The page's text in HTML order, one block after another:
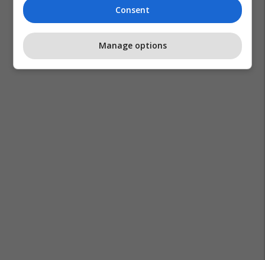
Consent
Manage options